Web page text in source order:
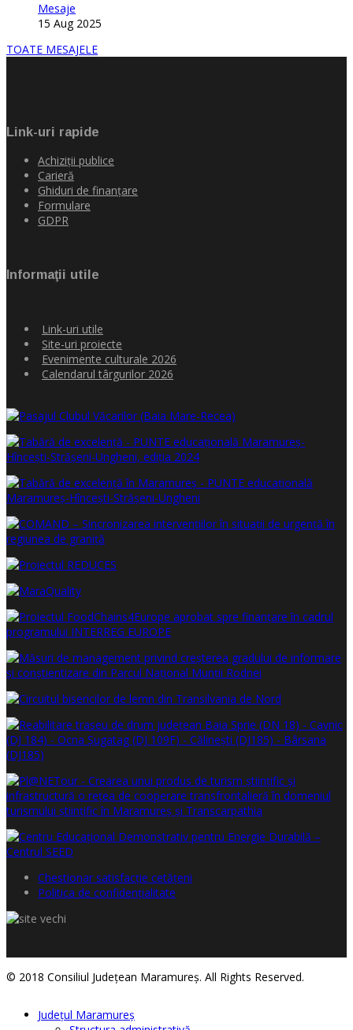
Mesaje
15 Aug 2025
TOATE MESAJELE
Link-uri rapide
Achiziţii publice
Carieră
Ghiduri de finanţare
Formulare
GDPR
Informaţii utile
Link-uri utile
Site-uri proiecte
Evenimente culturale 2026
Calendarul târgurilor 2026
Chestionar satisfacţie cetăţeni
Politica de confidențialitate
© 2018 Consiliul Judeţean Maramureş. All Rights Reserved.
Judeţul Maramureş